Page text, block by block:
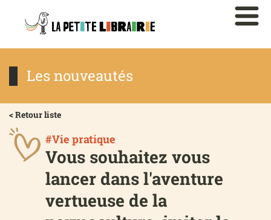
Les nouveautés
< Retour liste
#Vie pratique
Vous souhaitez vous
lancer dans l'aventure
vertueuse de la